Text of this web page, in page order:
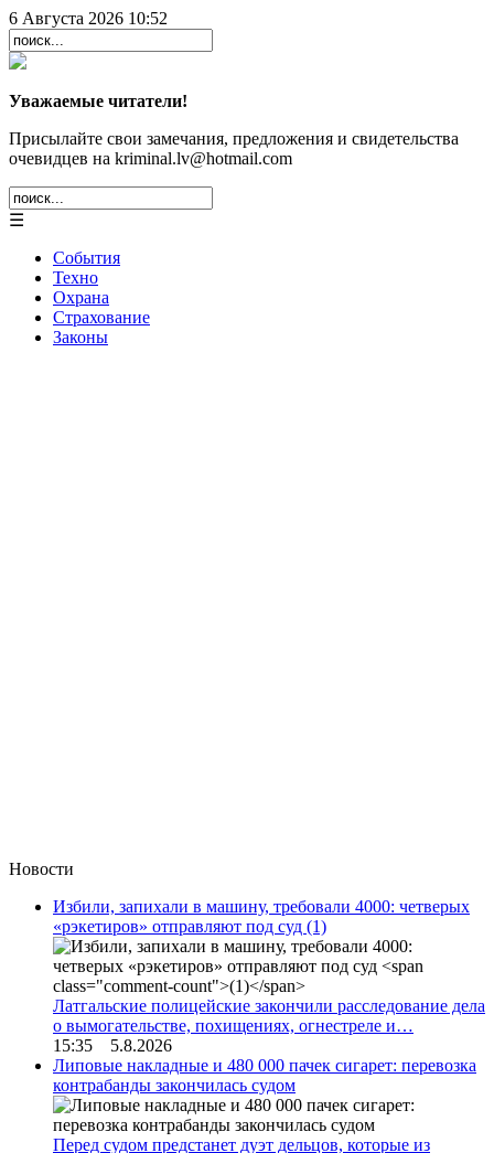
6 Августа 2026 10:52
Уважаемые читатели!
Присылайте свои замечания, предложения и свидетельства
очевидцев на kriminal.lv@hotmail.com
☰
События
Техно
Охрана
Страхование
Законы
Новости
Избили, запихали в машину, требовали 4000: четверых
«рэкетиров» отправляют под суд (1)
Латгальские полицейские закончили расследование дела
о вымогательстве, похищениях, огнестреле и…
15:35 5.8.2026
Липовые накладные и 480 000 пачек сигарет: перевозка
контрабанды закончилась судом
Перед судом предстанет дуэт дельцов, которые из